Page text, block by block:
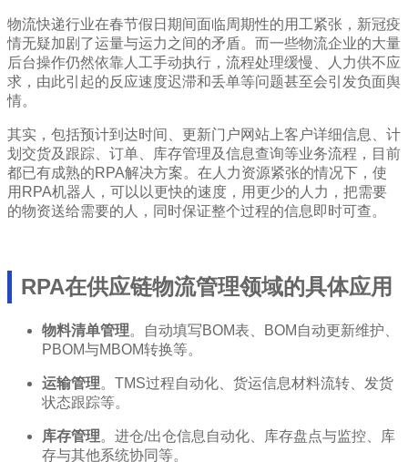
物流快递行业在春节假日期间面临周期性的用工紧张，新冠疫
情无疑加剧了运量与运力之间的矛盾。而一些物流企业的大量
后台操作仍然依靠人工手动执行，流程处理缓慢、人力供不应
求，由此引起的反应速度迟滞和丢单等问题甚至会引发负面舆
情。
其实，包括预计到达时间、更新门户网站上客户详细信息、计
划交货及跟踪、订单、库存管理及信息查询等业务流程，目前
都已有成熟的RPA解决方案。在人力资源紧张的情况下，使
用RPA机器人，可以以更快的速度，用更少的人力，把需要
的物资送给需要的人，同时保证整个过程的信息即时可查。
RPA在供应链物流管理领域的具体应用
物料清单管理。自动填写BOM表、BOM自动更新维护、
PBOM与MBOM转换等。
运输管理。TMS过程自动化、货运信息材料流转、发货
状态跟踪等。
库存管理。进仓/出仓信息自动化、库存盘点与监控、库
存与其他系统协同等。